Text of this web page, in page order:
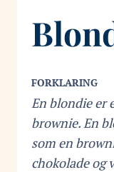
FORKLARING
En blondie er
brownie. En
som en
chokolade og